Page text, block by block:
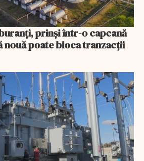
prinși într-o capcană
nouă poate bloca tranzacții